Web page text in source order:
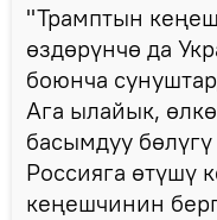
"Трамптын
өздөрүнчө да
боюнча
Ага ылайык,
басымдуу
Россияга өтүшү
кеңешчинин